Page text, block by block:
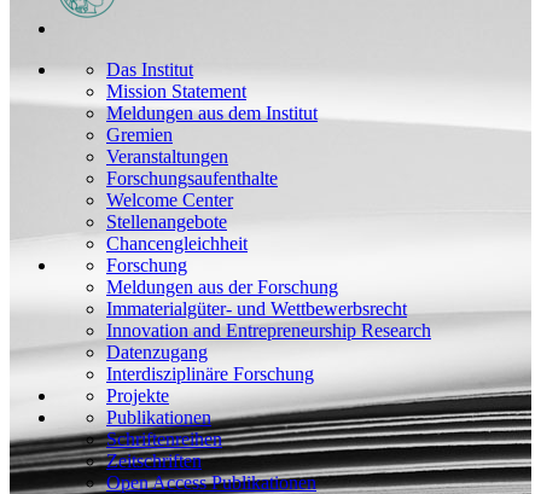
Das Institut
Mission Statement
Meldungen aus dem Institut
Gremien
Veranstaltungen
Forschungsaufenthalte
Welcome Center
Stellenangebote
Chancengleichheit
Forschung
Meldungen aus der Forschung
Immaterialgüter- und Wettbewerbsrecht
Innovation and Entrepreneurship Research
Datenzugang
Interdisziplinäre Forschung
Projekte
Publikationen
Schriftenreihen
Zeitschriften
Open Access Publikationen